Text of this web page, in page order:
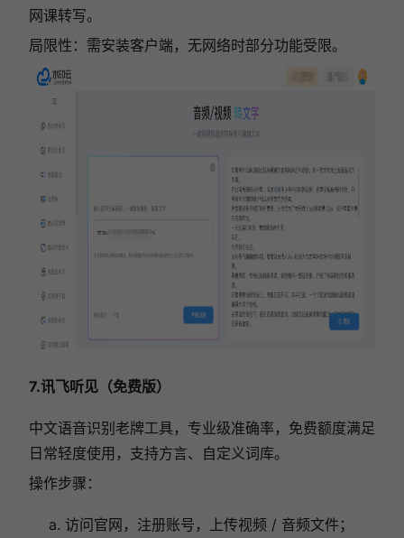
网课转写。
局限性：需安装客户端，无网络时部分功能受限。
7.讯飞听见（免费版）
中文语音识别老牌工具，专业级准确率，免费额度满足
日常轻度使用，支持方言、自定义词库。
操作步骤：
访问官网，注册账号，上传视频 / 音频文件；